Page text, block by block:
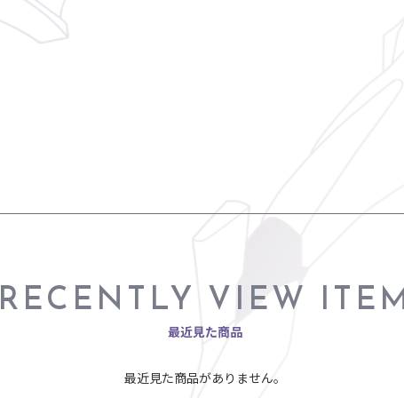
RECENTLY VIEW
最近見た商品
最近見た商品がありません。